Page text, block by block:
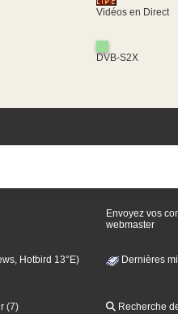
Vidéos en Direct
DVB-S2X
Envoyez vos
webmaster
Hotbird 13°E) Dernières
(7) Recherche